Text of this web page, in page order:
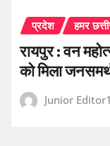
प्रदेश हमर
रायपुर : वन
को मिला
Junior Editor1